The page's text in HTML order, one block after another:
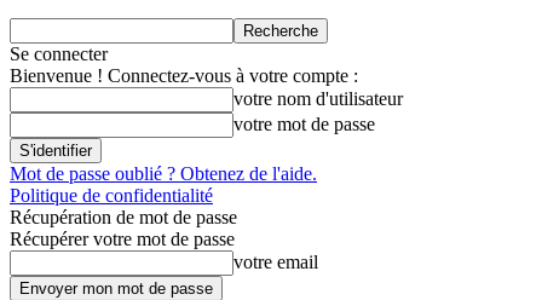
Se connecter
Bienvenue ! Connectez-vous à votre compte :
votre nom d'utilisateur
votre mot de passe
Mot de passe oublié ? Obtenez de l'aide.
Politique de confidentialité
Récupération de mot de passe
Récupérer votre mot de passe
votre email